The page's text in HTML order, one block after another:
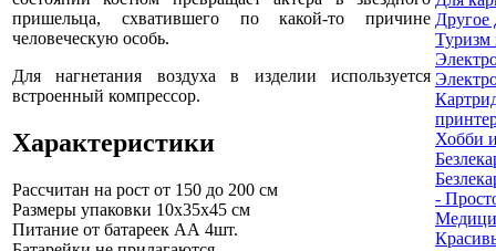
пришельца, схватившего по какой-то причине
человеческую особь.
Для нагнетания воздуха в изделии используется
встроенный компрессор.
Характеристики
Рассчитан на рост от 150 до 200 см
Размеры упаковки 10x35x45 см
Питание от батареек АА 4шт.
Другое
Туризм
Хобби
-